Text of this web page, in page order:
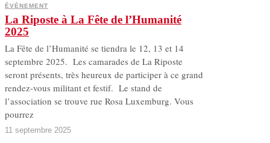
ÉVÈNEMENT
La Riposte à La Fête de l’Humanité
2025
La Fête de l’Humanité se tiendra le 12, 13 et 14
septembre 2025. Les camarades de La Riposte
seront présents, très heureux de participer à ce grand
rendez-vous militant et festif. Le stand de
l’association se trouve rue Rosa Luxemburg. Vous
pourrez
11 septembre 2025